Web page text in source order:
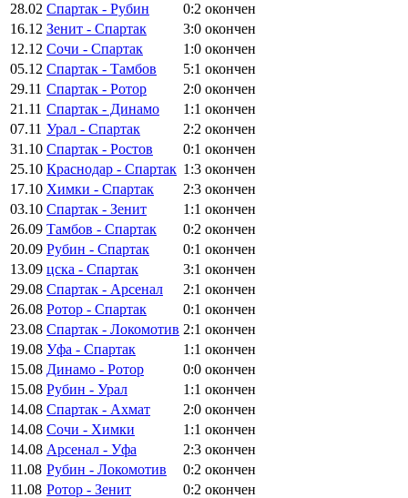
28.02 Спартак - Рубин 0:2 окончен
16.12 Зенит - Спартак 3:0 окончен
12.12 Сочи - Спартак 1:0 окончен
05.12 Спартак - Тамбов 5:1 окончен
29.11 Спартак - Ротор 2:0 окончен
21.11 Спартак - Динамо 1:1 окончен
07.11 Урал - Спартак 2:2 окончен
31.10 Спартак - Ростов 0:1 окончен
25.10 Краснодар - Спартак 1:3 окончен
17.10 Химки - Спартак 2:3 окончен
03.10 Спартак - Зенит 1:1 окончен
26.09 Тамбов - Спартак 0:2 окончен
20.09 Рубин - Спартак 0:1 окончен
13.09 цска - Спартак 3:1 окончен
29.08 Спартак - Арсенал 2:1 окончен
26.08 Ротор - Спартак 0:1 окончен
23.08 Спартак - Локомотив 2:1 окончен
19.08 Уфа - Спартак 1:1 окончен
15.08 Динамо - Ротор 0:0 окончен
15.08 Рубин - Урал 1:1 окончен
14.08 Спартак - Ахмат 2:0 окончен
14.08 Сочи - Химки 1:1 окончен
14.08 Арсенал - Уфа 2:3 окончен
11.08 Рубин - Локомотив 0:2 окончен
11.08 Ротор - Зенит 0:2 окончен